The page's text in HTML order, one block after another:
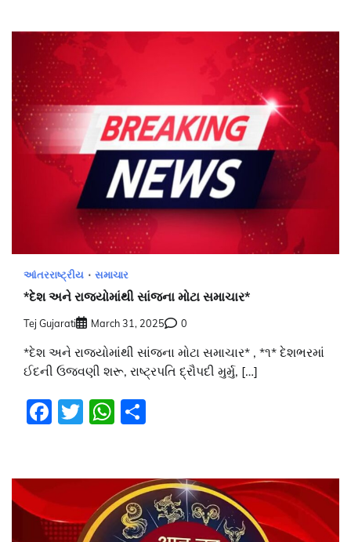
આંતરરાષ્ટ્રીય સમાચાર
*દેશ અને રાજ્યોમાંથી સાંજના મોટા સમાચાર*
Tej Gujarati March 31, 2025 0
*દેશ અને રાજ્યોમાંથી સાંજના મોટા સમાચાર* , *૧* દેશભરમાં
ઈદની ઉજવણી શરૂ, રાષ્ટ્રપતિ દ્રૌપદી મુર્મુ, […]
Facebook
TwitterWhatsApp